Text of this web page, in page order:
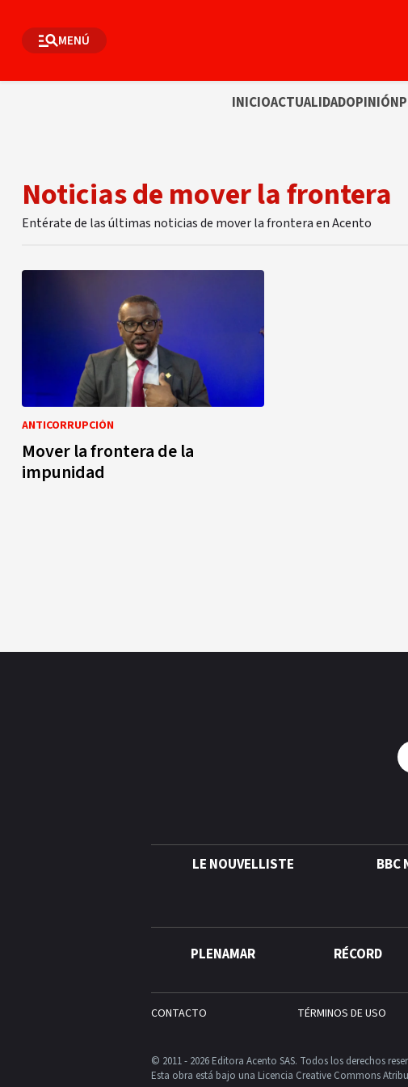
MENÚ
INICIOACTUALIDADOPINIÓN
Noticias de mover la frontera
Entérate de las últimas noticias de mover la frontera en Acento
ANTICORRUPCIÓN
Mover la frontera de la
impunidad
LE NOUVELLISTE BBC
PLENAMAR RÉCORD
CONTACTO TÉRMINOS DE USO
© 2011 - 2026 Editora Acento SAS. Todos los derechos
Esta obra está bajo una Licencia Creative Commons